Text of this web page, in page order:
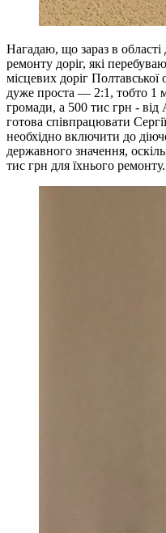
Нагадаю, що зараз в
ремонту доріг, які
місцевих доріг
дуже проста — 2:1, тобто 1
громади, а 500 тис грн -
готова співпрацювати
необхідно включити до
державного значення,
тис грн для їхнього ремонту.